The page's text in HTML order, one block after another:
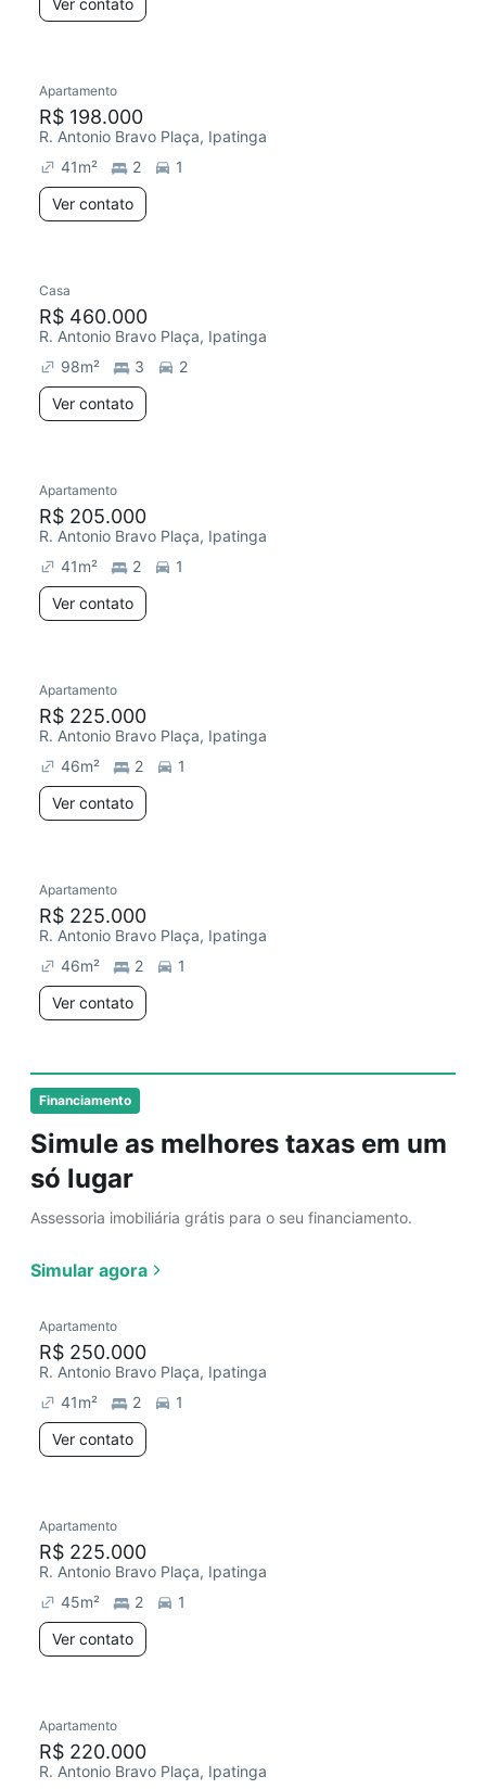
Financiamento
Simule as melhores taxas em um
só lugar
Assessoria imobiliária grátis para o seu financiamento.
Simular agora
Ver contato
Apartamento
R$ 198.000
R. Antonio Bravo Plaça, Ipatinga
41m² 2
1
Ver contato
Casa
R$ 460.000
R. Antonio Bravo Plaça, Ipatinga
98m² 3
2
Ver contato
Apartamento
R$ 205.000
R. Antonio Bravo Plaça, Ipatinga
41m² 2
1
Ver contato
Apartamento
R$ 225.000
R. Antonio Bravo Plaça, Ipatinga
46m² 2
1
Ver contato
Apartamento
R$ 225.000
R. Antonio Bravo Plaça, Ipatinga
46m² 2
1
Ver contato
Apartamento
R$ 250.000
R. Antonio Bravo Plaça, Ipatinga
41m² 2
1
Ver contato
Apartamento
R$ 225.000
R. Antonio Bravo Plaça, Ipatinga
45m² 2
1
Ver contato
Apartamento
R$ 220.000
R. Antonio Bravo Plaça, Ipatinga